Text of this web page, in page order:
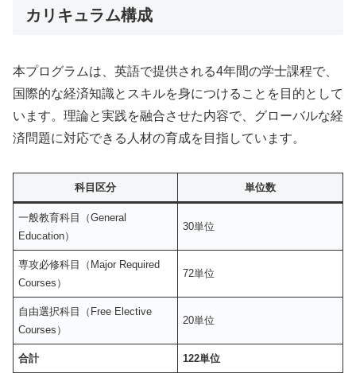
カリキュラム構成
本プログラムは、英語で提供される4年間の学士課程で、
国際的な経済知識とスキルを身につけることを目的として
います。理論と実践を融合させた内容で、グローバルな経
済問題に対応できる人材の育成を目指しています。
科目区分 単位数
一般教育科目（General
Education）
30単位
専攻必修科目（Major Required
Courses）
72単位
自由選択科目（Free Elective
Courses）
20単位
合計 122単位